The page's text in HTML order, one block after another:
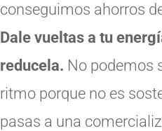
conseguimos ahorros
Dale vueltas a tu
reducela. No podemos
ritmo porque no es
pasas a una